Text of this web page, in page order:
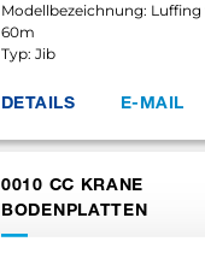
Modellbezeichnung: Luffing
60m
Typ: Jib
DETAILS E-MAIL
0010 CC KRANE
BODENPLATTEN